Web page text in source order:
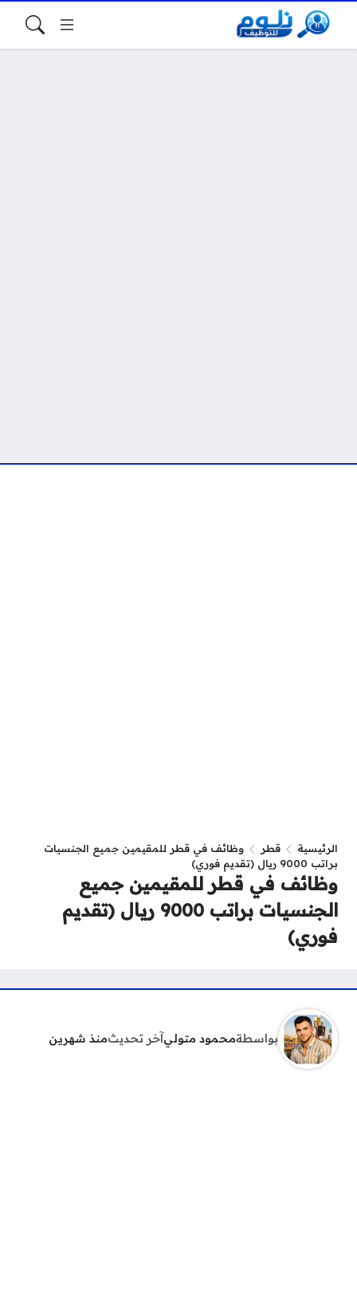
الرئيسية قطر
وظائف في قطر للمقيمين جميع الجنسيات
براتب 9000 ريال (تقديم فوري)
وظائف في قطر للمقيمين جميع
الجنسيات براتب 9000 ريال (تقديم
فوري)
بواسطةمحمود متوليآخر تحديثمنذ شهرين